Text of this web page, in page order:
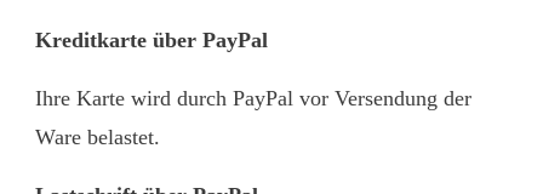
Kreditkarte über PayPal
Ihre Karte wird durch PayPal vor Versendung der
Ware belastet.